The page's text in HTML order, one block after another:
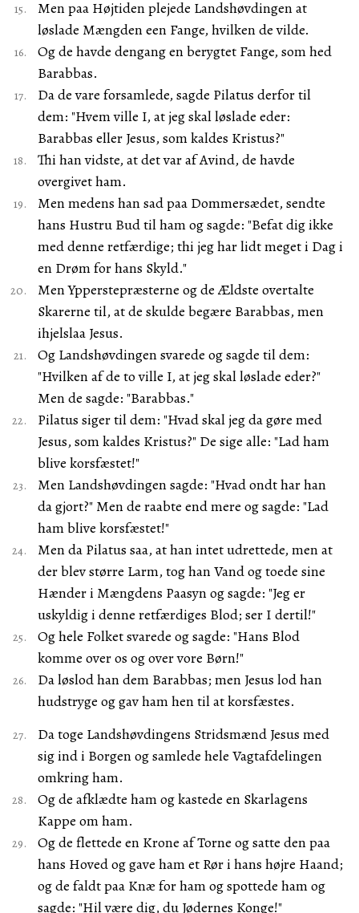
Men paa Højtiden plejede Landshøvdingen at
løslade Mængden een Fange, hvilken de vilde.
Og de havde dengang en berygtet Fange, som hed
Barabbas.
Da de vare forsamlede, sagde Pilatus derfor til
dem: "Hvem ville I, at jeg skal løslade eder:
Barabbas eller Jesus, som kaldes Kristus?"
Thi han vidste, at det var af Avind, de havde
overgivet ham.
Men medens han sad paa Dommersædet, sendte
hans Hustru Bud til ham og sagde: "Befat dig ikke
med denne retfærdige; thi jeg har lidt meget i Dag i
en Drøm for hans Skyld."
Men Ypperstepræsterne og de Ældste overtalte
Skarerne til, at de skulde begære Barabbas, men
ihjelslaa Jesus.
Og Landshøvdingen svarede og sagde til dem:
"Hvilken af de to ville I, at jeg skal løslade eder?"
Men de sagde: "Barabbas."
Pilatus siger til dem: "Hvad skal jeg da gøre med
Jesus, som kaldes Kristus?" De sige alle: "Lad ham
blive korsfæstet!"
Men Landshøvdingen sagde: "Hvad ondt har han
da gjort?" Men de raabte end mere og sagde: "Lad
ham blive korsfæstet!"
Men da Pilatus saa, at han intet udrettede, men at
der blev større Larm, tog han Vand og toede sine
Hænder i Mængdens Paasyn og sagde: "Jeg er
uskyldig i denne retfærdiges Blod; ser I dertil!"
Og hele Folket svarede og sagde: "Hans Blod
komme over os og over vore Børn!"
Da løslod han dem Barabbas; men Jesus lod han
hudstryge og gav ham hen til at korsfæstes.
Da toge Landshøvdingens Stridsmænd Jesus med
sig ind i Borgen og samlede hele Vagtafdelingen
omkring ham.
Og de afklædte ham og kastede en Skarlagens
Kappe om ham.
Og de flettede en Krone af Torne og satte den paa
hans Hoved og gave ham et Rør i hans højre Haand;
og de faldt paa Knæ for ham og spottede ham og
sagde: "Hil være dig, du Jødernes Konge!"